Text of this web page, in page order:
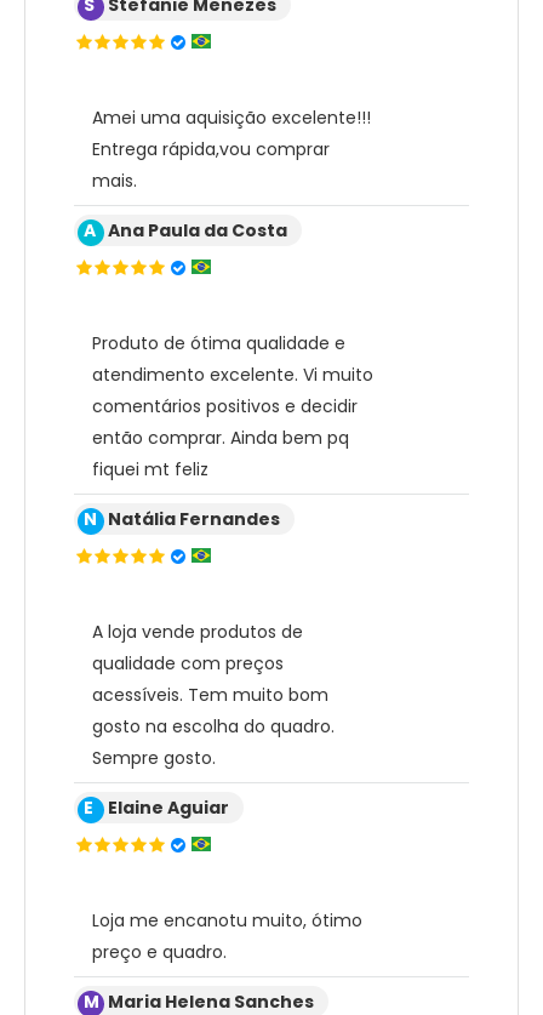
Amei uma aquisição excelente!!!
Entrega rápida,vou comprar
mais.
A Ana Paula da Costa
Produto de ótima qualidade e
atendimento excelente. Vi muito
comentários positivos e decidir
então comprar. Ainda bem pq
fiquei mt feliz
N Natália Fernandes
A loja vende produtos de
qualidade com preços
acessíveis. Tem muito bom
gosto na escolha do quadro.
Sempre gosto.
E Elaine Aguiar
Loja me encanotu muito, ótimo
preço e quadro.
M Maria Helena Sanches